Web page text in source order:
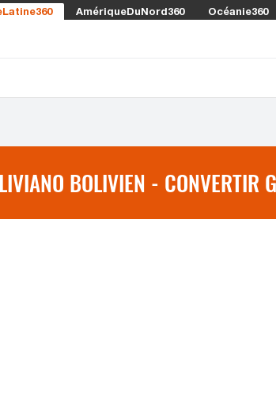
AmériqueDuNord360 Océanie360
BOLIVIEN - CONVERTIR